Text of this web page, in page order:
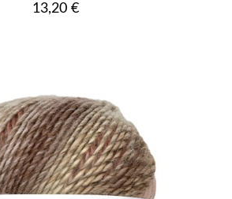
Prezzo
13,20 €